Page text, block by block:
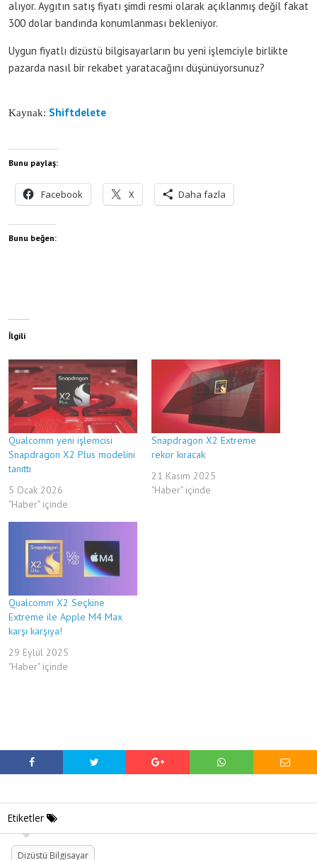
alıyor. Aygıtın satış fiyatı şimdi resmi olarak açıklanmış değil fakat
300 dolar bandında konumlanması bekleniyor.
Uygun fiyatlı dizüstü bilgisayarların bu yeni işlemciyle birlikte
pazarda nasıl bir rekabet yaratacağını düşünüyorsunuz?
Kaynak: Shiftdelete
Bunu paylaş:
Facebook X Daha fazla
Bunu beğen:
İlgili
Qualcomm yeni işlemcisi
Snapdragon X2 Plus modelini
tanıttı
5 Ocak 2026
"Haber" içinde
Snapdragon X2 Extreme
rekor kıracak
21 Kasım 2025
"Haber" içinde
Qualcomm X2 Seçkine
Extreme ile Apple M4 Max
karşı karşıya!
29 Eylül 2025
"Haber" içinde
Etiketler
Dizüstü Bilgisayar